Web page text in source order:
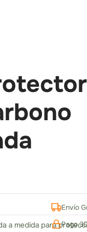
a medida para
Envío
Pago